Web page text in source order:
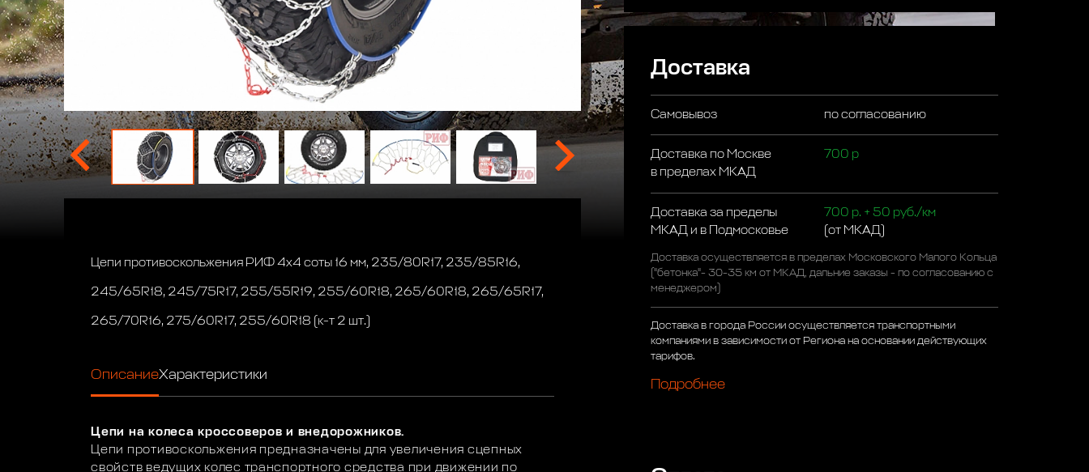
Цепи противоскольжения РИФ 4х4 соты 16 мм, 235/80R17, 235/85R16,
245/65R18, 245/75R17, 255/55R19, 255/60R18, 265/60R18, 265/65R17,
265/70R16, 275/60R17, 255/60R18 (к-т 2 шт.)
ОписаниеХарактеристики
Цепи на колеса кроссоверов и внедорожников.
Цепи противоскольжения предназначены для увеличения сцепных
свойств ведущих колес транспортного средства при движении по
Доставка
Самовывоз по согласованию
Доставка по Москве
в пределах МКАД
700 р
Доставка за пределы
МКАД и в Подмосковье
700 р. + 50 руб./км
(от МКАД)
Доставка осуществляется в пределах Московского Малого Кольца
("бетонка"- 30-35 км от МКАД, дальние заказы - по согласованию с
менеджером)
Доставка в города России осуществляется транспортными
компаниями в зависимости от Региона на основании действующих
тарифов.
Подробнее